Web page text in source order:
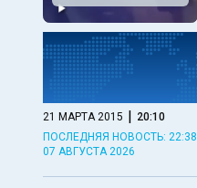
21 МАРТА 2015 | 20:10
ПОСЛЕДНЯЯ НОВОСТЬ: 22:38
07 АВГУСТА 2026